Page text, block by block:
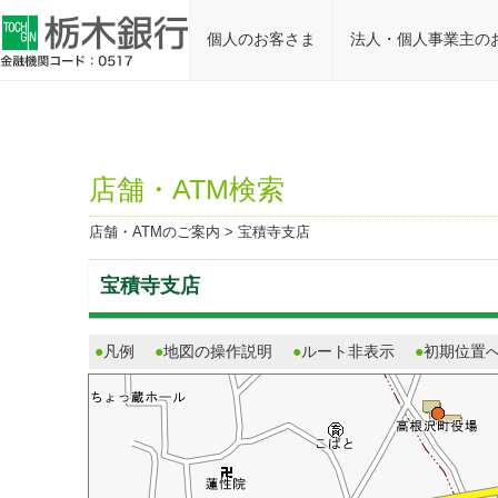
個人のお客さま 法人・個人事業主の
店舗・ATM検索
店舗・ATMのご案内 > 宝積寺支店
宝積寺支店
●凡例 ●地図の操作説明 ●ルート非表示 ●初期位置